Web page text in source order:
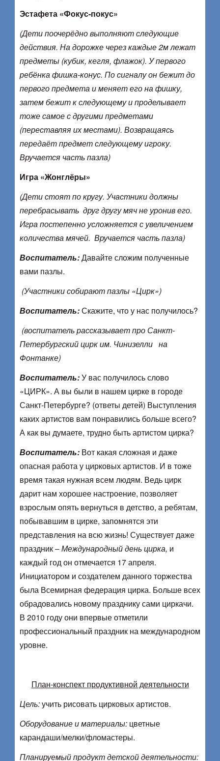
Эстафета «Фокус-покус»
(Дети поочерёдно выполняют следующие
действия. На дорожке через каждые 2м лежат
предметы (кубик, кегля, флажок). У первого
ребёнка фишка-конус. По сигналу он бежит до
первого предмета и меняет его на фишку,
затем бежит к следующему и проделывает
тоже самое с другими предметами
(переставляя их местами). Возвращаясь
передаёт предмет следующему игроку.
Вручается часть пазла)
Игра «Жонглёры»
(Дети стоят по кругу. Участники должны
перебрасывать друг другу мяч не уронив его.
Игра постепенно усложняется с увеличением
количества мячей. Вручается часть пазла)
Воспитатель:Давайте сложим полученные
вами пазлы.
(Участники собирают пазлы «Цирк»)
Воспитатель:Скажите, что у нас получилось?
(воспитатель рассказывает про Санкт-
Петербургский цирк им. Чинизелли на
Фонтанке)
Воспитатель:У вас получилось слово
«ЦИРК». А вы были в нашем цирке в городе
Санкт-Петербурге? (ответы детей) Выступления
каких артистов вам понравились больше всего?
А как вы думаете, трудно быть артистом цирка?
Воспитатель: Вот какая сложная и даже
опасная работа у цирковых артистов. И в тоже
время такая нужная всем людям. Ведь цирк
дарит нам хорошее настроение, позволяет
взрослым опять вернуться в детство, а ребятам,
побывавшим в цирке, запомнятся эти
представления на всю жизнь! Существует даже
праздник –Международный день цирка, и
каждый год он отмечается 17 апреля.
Инициатором и создателем данного торжества
была Всемирная федерация цирка. Больше всех
обрадовались новому празднику сами циркачи.
В 2010 году они впервые отметили
профессиональный праздник на международном
уровне.
План-конспект продуктивной деятельности
Цель:учить рисовать цирковых артистов.
Оборудование и материалы: цветные
карандаши/мелки/фломастеры.
Планируемый продукт детской деятельности: